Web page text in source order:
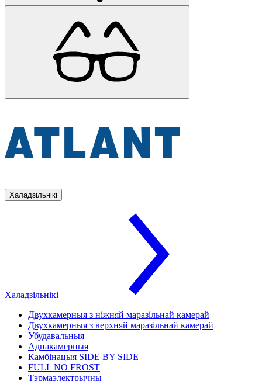
Халадзільнікі
Халадзільнікі
Двухкамерныя з ніжняй маразільнай камерай
Двухкамерныя з верхняй маразільнай камерай
Убудавальныя
Аднакамерныя
Камбінацыя SIDE BY SIDE
FULL NO FROST
Тэрмаэлектрычны